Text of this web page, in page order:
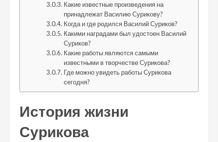
Какие известные произведения на
принадлежат Василию Сурикову?
Когда и где родился Василий Суриков?
Какими наградами был удостоен Василий
Суриков?
Какие работы являются самыми
известными в творчестве Сурикова?
Где можно увидеть работы Сурикова
сегодня?
История жизни
Сурикова